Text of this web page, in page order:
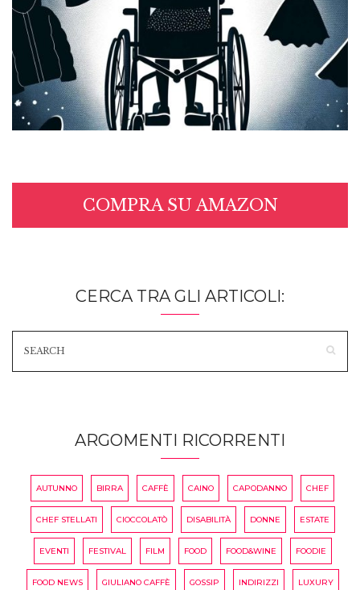
COMPRA SU AMAZON
CERCA TRA GLI ARTICOLI:
ARGOMENTI RICORRENTI
AUTUNNO BIRRA CAFFÈ CAINO CAPODANNO CHEF
CHEF STELLATI CIOCCOLATÒ DISABILITÀ DONNE ESTATE
EVENTI FESTIVAL FILM FOOD FOOD&WINE FOODIE
FOOD NEWS GIULIANO CAFFÈ GOSSIP INDIRIZZI LUXURY